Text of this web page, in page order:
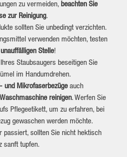
zu vermeiden, beachten Sie
zur Reinigung.
sollten Sie unbedingt verzichten.
verwenden möchten, testen
Stelle!
Staubsaugers beseitigen Sie
im Handumdrehen.
und Mikrofaserbezügeauch
reinigen. Werfen Sie
Pflegeetikett, um zu erfahren, bei
gewaschen werden möchte.
passiert, sollten Sie nicht hektisch
sanft tupfen.